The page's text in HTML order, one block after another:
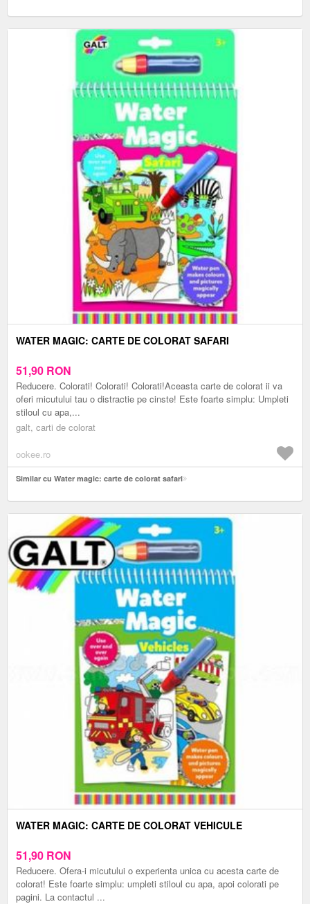
WATER MAGIC: CARTE DE COLORAT SAFARI
51,90 RON
Reducere. Colorati! Colorati! Colorati!Aceasta carte de colorat ii va
oferi micutului tau o distractie pe cinste! Este foarte simplu: Umpleti
stiloul cu apa,...
galt, carti de colorat
ookee.ro
Similar cu Water magic: carte de colorat safari
WATER MAGIC: CARTE DE COLORAT VEHICULE
51,90 RON
Reducere. Ofera-i micutului o experienta unica cu acesta carte de
colorat! Este foarte simplu: umpleti stiloul cu apa, apoi colorati pe
pagini. La contactul ...